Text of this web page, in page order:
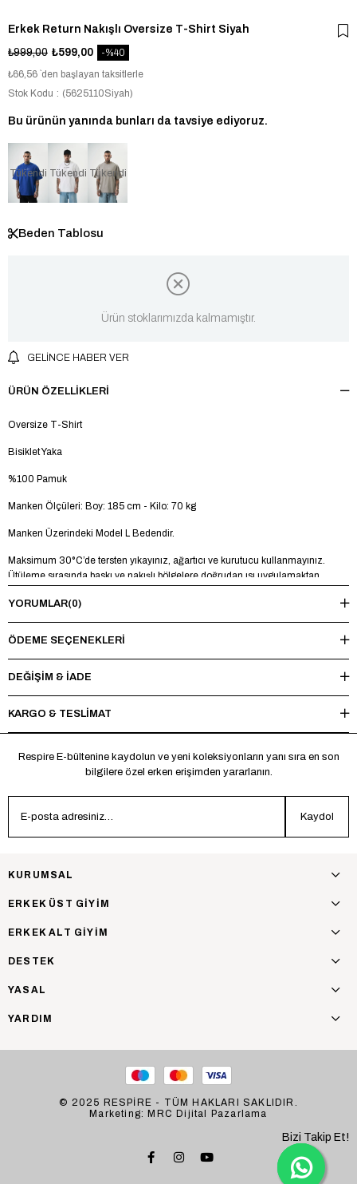
Erkek Return Nakışlı Oversize T-Shirt Siyah
₺999,00 ₺599,00
40
₺66,56 `den başlayan taksitlerle
Stok Kodu
(5625110Siyah)
Bu ürünün yanında bunları da tavsiye ediyoruz.
Tükendi Tükendi Tükendi
Beden Tablosu
Ürün stoklarımızda kalmamıştır.
GELINCE HABER VER
ÜRÜN ÖZELLIKLERI
Oversize T-Shirt
Bisiklet Yaka
%100 Pamuk
Manken Ölçüleri: Boy: 185 cm - Kilo: 70 kg
Manken Üzerindeki Model L Bedendir.
Maksimum 30°C’de tersten yıkayınız, ağartıcı ve kurutucu kullanmayınız.
Ütüleme sırasında baskı ve nakışlı bölgelere doğrudan ısı uygulamaktan
YORUMLAR(0)
ÖDEME SEÇENEKLERI
DEĞİŞİM & İADE
KARGO & TESLİMAT
Respire E-bültenine kaydolun ve yeni koleksiyonların yanı sıra en son
bilgilere özel erken erişimden yararlanın.
Kaydol
KURUMSAL
ERKEK ÜST GİYİM
ERKEK ALT GİYİM
DESTEK
YASAL
YARDIM
© 2025 RESPİRE - TÜM HAKLARI SAKLIDIR.
Marketing: MRC Dijital Pazarlama
Bizi Takip Et!